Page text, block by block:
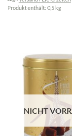
Produkt enthält: 0,5 kg
NICHT